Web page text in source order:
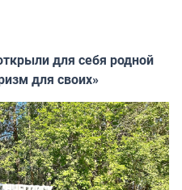
для себя родной
для своих»